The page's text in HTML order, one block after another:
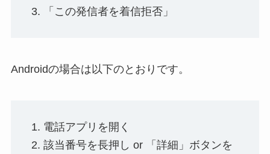
「この発信者を着信拒否」
Androidの場合は以下のとおりです。
電話アプリを開く
該当番号を長押し or 「詳細」ボタンを